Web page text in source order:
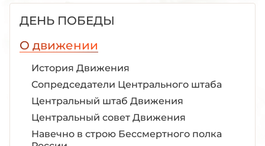
ДЕНЬ ПОБЕДЫ
О движении
История Движения
Сопредседатели Центрального штаба
Центральный штаб Движения
Центральный совет Движения
Навечно в строю Бессмертного полка